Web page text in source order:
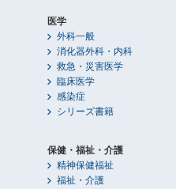
医学
外科一般
消化器外科・内科
救急・災害医学
臨床医学
感染症
シリーズ書籍
保健・福祉・介護
精神保健福祉
福祉・介護